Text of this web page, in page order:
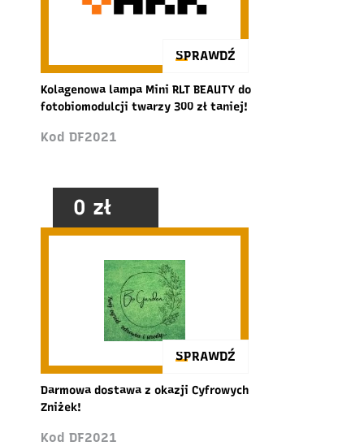
SPRAWDŹ
Kolagenowa lampa Mini RLT BEAUTY do
fotobiomodulcji twarzy 300 zł taniej!
Kod DF2021
0 zł
SPRAWDŹ
Darmowa dostawa z okazji Cyfrowych
Zniżek!
Kod DF2021